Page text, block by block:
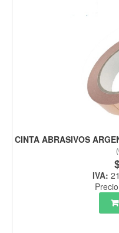
CINTA ABRASIVOS
(
IVA: